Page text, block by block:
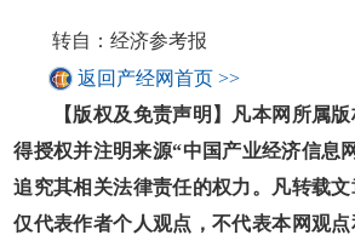
转自：经济参考报
返回产经网首页 >>
【版权及免责声明】凡本网所属版
得授权并注明来源“中国产业经济信息
追究其相关法律责任的权力。凡转载文
仅代表作者个人观点，不代表本网观